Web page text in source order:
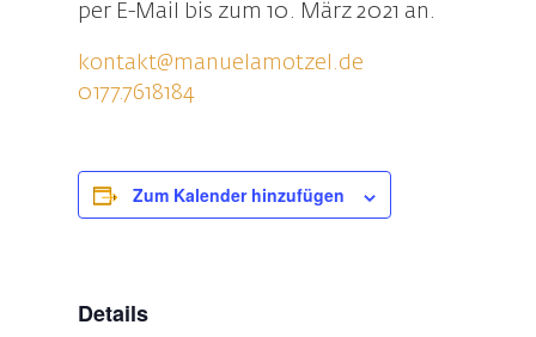
per E-Mail bis zum 10. März 2021 an.
kontakt@manuelamotzel.de
0177.7618184
Zum Kalender hinzufügen
Details